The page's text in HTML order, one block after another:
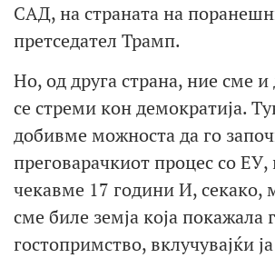
САД, на страната на
претседател Трамп.
Но, од друга страна, ние сме и
се стреми кон демократија.
добивме можноста да го
преговарачкиот процес со
чекавме 17 години И, секако,
сме биле земја која покажала
гостопримство, вклучувајќи